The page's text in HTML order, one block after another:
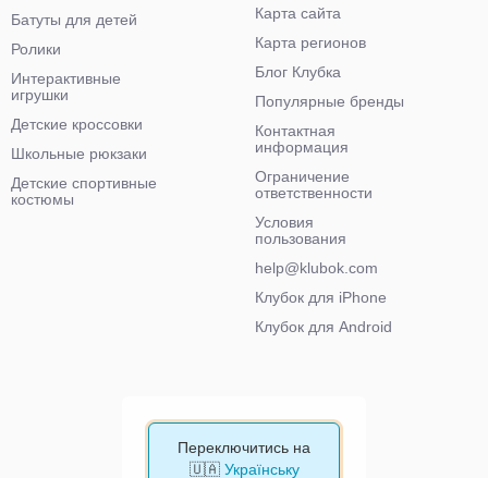
Батуты для детей
Ролики
Интерактивные
игрушки
Детские кроссовки
Школьные рюкзаки
Детские спортивные
костюмы
Карта сайта
Карта регионов
Блог Клубка
Популярные бренды
Контактная
информация
Ограничение
ответственности
Условия
пользования
help@klubok.com
Клубок для iPhone
Клубок для Android
Переключитись на
🇺🇦 Українську